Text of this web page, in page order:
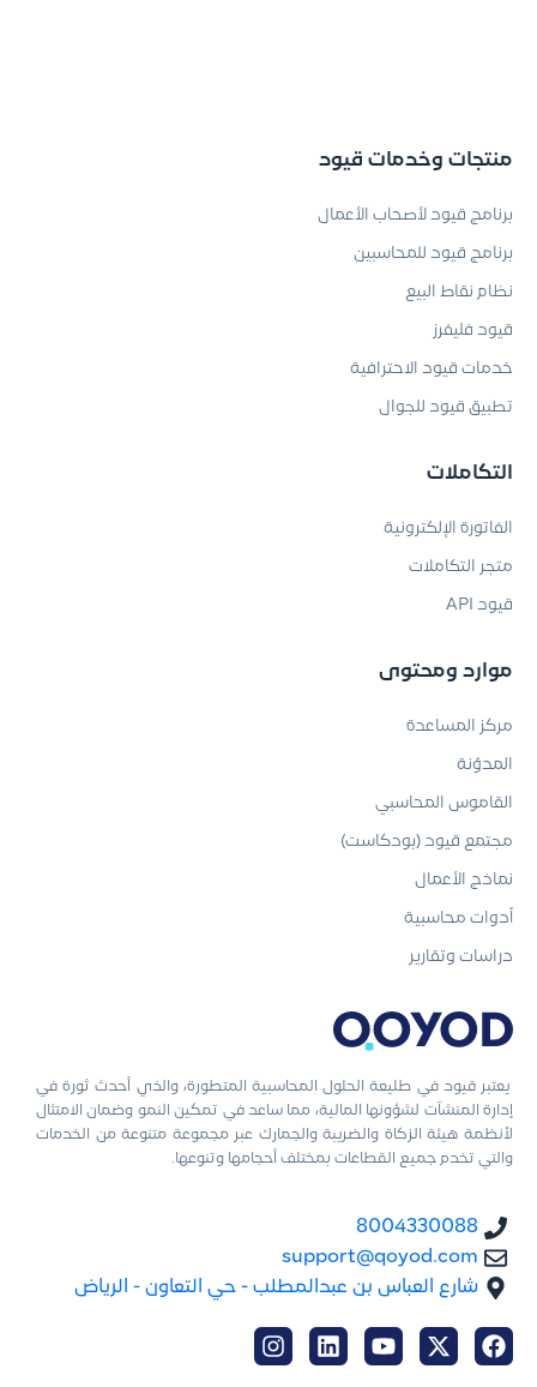
يعتبر قيود في طليعة الحلول المحاسبية المتطورة، والذي أحدث ثورة في
إدارة المنشآت لشؤونها المالية، مما ساعد في تمكين النمو وضمان الامتثال
لأنظمة هيئة الزكاة والضريبة والجمارك عبر مجموعة متنوعة من الخدمات
والتي تخدم جميع القطاعات بمختلف أحجامها وتنوعها.
8004330088
support@qoyod.com
شارع العباس بن عبدالمطلب - حي التعاون - الرياض
منتجات وخدمات قيود
برنامج قيود لأصحاب الأعمال
برنامج قيود للمحاسبين
نظام نقاط البيع
قيود فليفرز
خدمات قيود الاحترافية
تطبيق قيود للجوال
التكاملات
الفاتورة الإلكترونية
متجر التكاملات
قيود API
موارد ومحتوى
مركز المساعدة
المدوّنة
القاموس المحاسبي
مجتمع قيود (بودكاست)
نماذج الأعمال
أدوات محاسبية
دراسات وتقارير